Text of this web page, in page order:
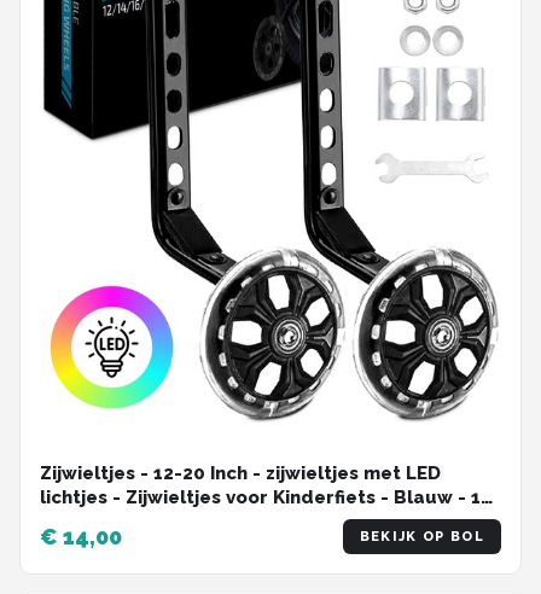
Zijwieltjes - 12-20 Inch - zijwieltjes met LED
lichtjes - Zijwieltjes voor Kinderfiets - Blauw - 12
inch/14 inch/16 inch/18 inch/20 inch - Zijwielen
- Kinderfietsaccessoires
€ 14,00 BEKIJK OP BOL